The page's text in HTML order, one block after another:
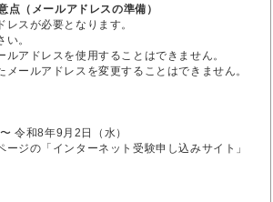
点（メールアドレスの準備）
スが必要となります。
。
アドレスを使用することはできません。
ールアドレスを変更することはできません。
令和8年9月2日（水）
ジの「インターネット受験申し込みサイト」